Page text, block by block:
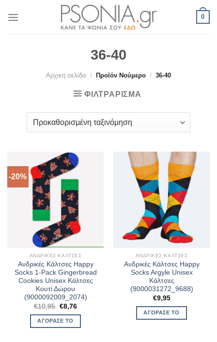
0
36-40
Αρχική σελίδα / Προϊόν Νούμερο / 36-40
ΦΙΛΤΡΆΡΙΣΜΑ
-20%
ΑΝΔΡΙΚΈΣ ΚΆΛΤΣΕΣ
Ανδρικές Κάλτσες Happy
Socks 1-Pack Gingerbread
Cookies Unisex Κάλτσες
Κουτί Δώρου
(9000092009_2074)
€10,95 Original
price
was:
€10,95.
€8,76Η
ΑΓΌΡΑΣΈ ΤΟ
ΑΝΔΡΙΚΈΣ ΚΆΛΤΣΕΣ
Ανδρικές Κάλτσες Happy
Socks Argyle Unisex
Κάλτσες
(9000031272_9688)
€9,95
ΑΓΌΡΑΣΈ ΤΟ